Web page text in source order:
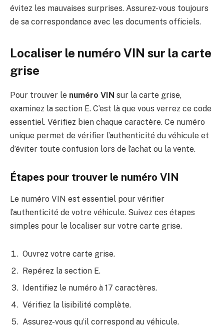
évitez les mauvaises surprises. Assurez-vous toujours
de sa correspondance avec les documents officiels.
Localiser le numéro VIN sur la carte
grise
Pour trouver le numéro VIN sur la carte grise,
examinez la section E. C’est là que vous verrez ce code
essentiel. Vérifiez bien chaque caractère. Ce numéro
unique permet de vérifier l’authenticité du véhicule et
d’éviter toute confusion lors de l’achat ou la vente.
Étapes pour trouver le numéro VIN
Le numéro VIN est essentiel pour vérifier
l’authenticité de votre véhicule. Suivez ces étapes
simples pour le localiser sur votre carte grise.
Ouvrez votre carte grise.
Repérez la section E.
Identifiez le numéro à 17 caractères.
Vérifiez la lisibilité complète.
Assurez-vous qu’il correspond au véhicule.